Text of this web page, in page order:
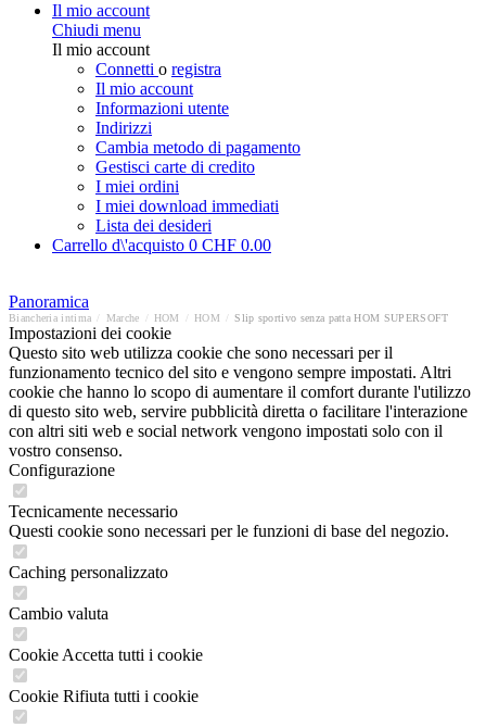
Il mio account
Chiudi menu
Il mio account
Connetti o registra
Il mio account
Informazioni utente
Indirizzi
Cambia metodo di pagamento
Gestisci carte di credito
I miei ordini
I miei download immediati
Lista dei desideri
Carrello d\'acquisto 0 CHF 0.00
Panoramica
Biancheria intima Marche HOM HOM Slip sportivo senza patta HOM SUPERSOFT
Impostazioni dei cookie
Questo sito web utilizza cookie che sono necessari per il
funzionamento tecnico del sito e vengono sempre impostati. Altri
cookie che hanno lo scopo di aumentare il comfort durante l'utilizzo
di questo sito web, servire pubblicità diretta o facilitare l'interazione
con altri siti web e social network vengono impostati solo con il
vostro consenso.
Configurazione
Tecnicamente necessario
Questi cookie sono necessari per le funzioni di base del negozio.
Caching personalizzato
Cambio valuta
Cookie Accetta tutti i cookie
Cookie Rifiuta tutti i cookie